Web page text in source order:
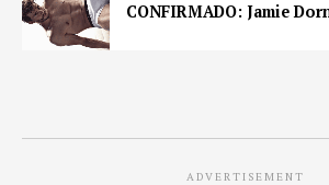
CONFIRMADO: Jamie
ADVERTISEMENT